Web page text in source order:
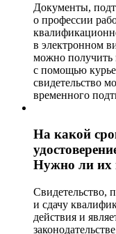
Документы,
о профессии
в электронном
можно получить
с помощью
свидетельство
временного
На какой
Нужно ли их
Свидетельство,
и сдачу
действия и